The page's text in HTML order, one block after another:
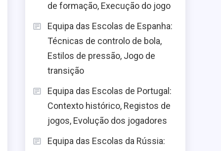
de formação, Execução do jogo
Equipa das Escolas de Espanha:
Técnicas de controlo de bola,
Estilos de pressão, Jogo de
transição
Equipa das Escolas de Portugal:
Contexto histórico, Registos de
jogos, Evolução dos jogadores
Equipa das Escolas da Rússia: